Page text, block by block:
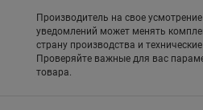
Производитель на свое
уведомлений может менять
страну производства и
Проверяйте важные для вас
товара.